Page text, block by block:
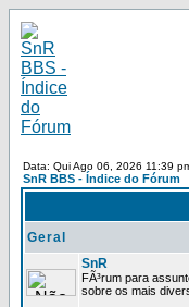
Data: Qui Ago 06, 2026 11:39
SnR BBS - Índice do Fórum
Geral
SnR
FÃ³rum para
sobre os mais